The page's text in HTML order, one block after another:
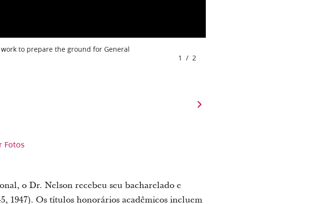
to prepare the ground for General
1 / 2
Fotos
o Dr. Nelson recebeu seu bacharelado e
1947). Os títulos honorários acadêmicos incluem